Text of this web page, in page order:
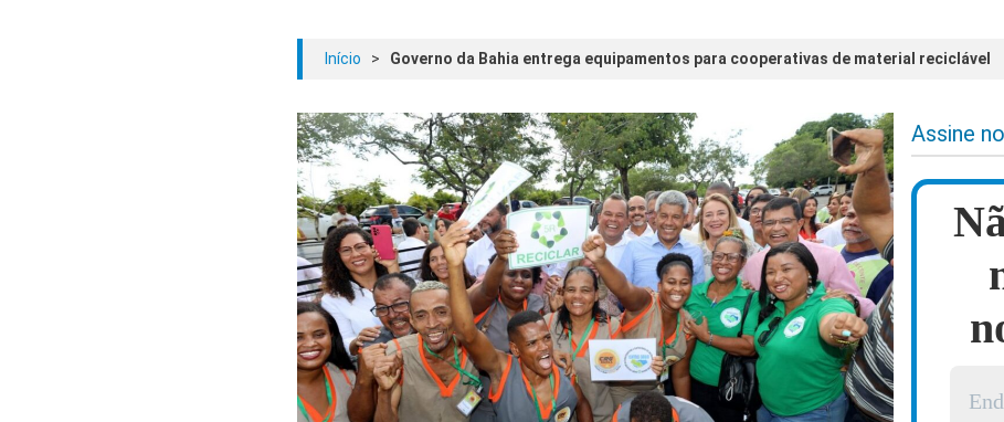
Início > Governo da Bahia entrega equipamentos para cooperativas de material reciclável
Assine